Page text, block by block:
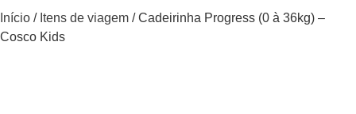
Início / Itens de viagem / Cadeirinha Progress (0 à 36kg) –
Cosco Kids